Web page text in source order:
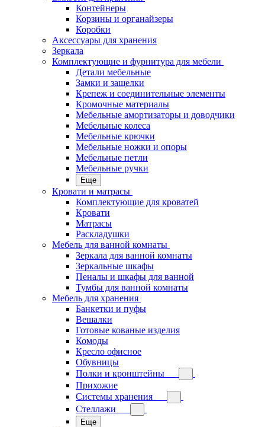
Контейнеры
Корзины и органайзеры
Коробки
Аксессуары для хранения
Зеркала
Комплектующие и фурнитура для мебели
Детали мебельные
Замки и защелки
Крепеж и соединительные элементы
Кромочные материалы
Мебельные амортизаторы и доводчики
Мебельные колеса
Мебельные крючки
Мебельные ножки и опоры
Мебельные петли
Мебельные ручки
Еще
Кровати и матрасы
Комплектующие для кроватей
Кровати
Матрасы
Раскладушки
Мебель для ванной комнаты
Зеркала для ванной комнаты
Зеркальные шкафы
Пеналы и шкафы для ванной
Тумбы для ванной комнаты
Мебель для хранения
Банкетки и пуфы
Вешалки
Готовые кованые изделия
Комоды
Кресло офисное
Обувницы
Полки и кронштейны
Прихожие
Системы хранения
Стеллажи
Еще